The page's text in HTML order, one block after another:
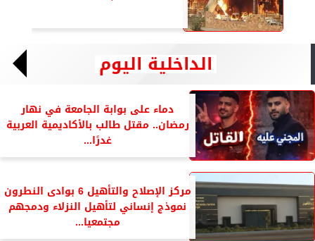
الداخلية اليوم
دماء على بوابة الجامعة في نهار
رمضان.. مقتل طالب بالأكاديمية العربية
غدرًا...
مركز الإصلاح والتأهيل 6 بوادى النطرون
نموذج إنساني لتأهيل النزلاء ودمجهم
مجتمعيا...